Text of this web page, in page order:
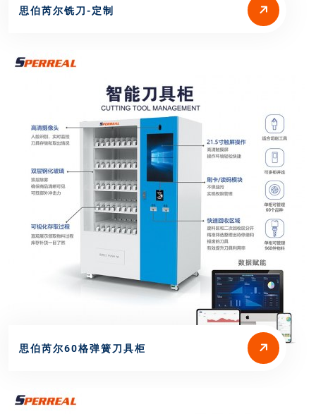
思伯芮尔铣刀-定制
思伯芮尔60格弹簧刀具柜